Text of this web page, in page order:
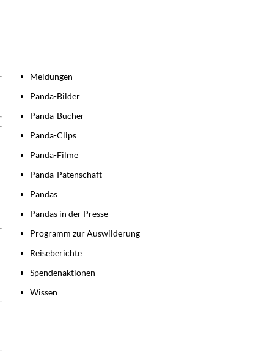
Meldungen
Panda-Bilder
Panda-Bücher
Panda-Clips
Panda-Filme
Panda-Patenschaft
Pandas
Pandas in der Presse
Programm zur Auswilderung
Reiseberichte
Spendenaktionen
Wissen